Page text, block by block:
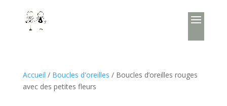
Accueil / Boucles d'oreilles / Boucles d’oreilles rouges
avec des petites fleurs